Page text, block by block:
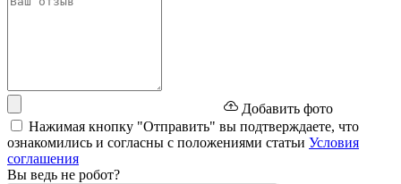
Добавить фото
Нажимая кнопку "Отправить" вы подтверждаете, что
ознакомились и согласны с положениями статьи Условия
соглашения
Вы ведь не робот?